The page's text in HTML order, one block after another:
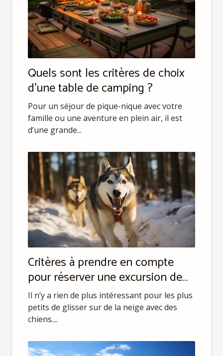
Quels sont les critères de choix
d’une table de camping ?
Pour un séjour de pique-nique avec votre
famille ou une aventure en plein air, il est
d’une grande...
Critères à prendre en compte
pour réserver une excursion de
chien de traîneau
Il n’y a rien de plus intéressant pour les plus
petits de glisser sur de la neige avec des
chiens....